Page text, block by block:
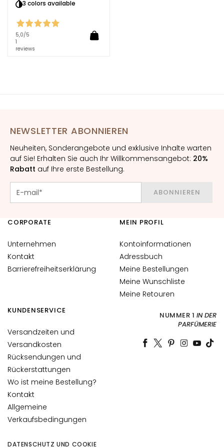
g
e
n
d
L
i
p
p
e
p
f
l
e
g
E
D
A
R
F
G
o
c
c
3 colors available
5,0/5
1
reviews
NEWSLETTER ABONNIEREN
Neuheiten, Sonderangebote und exklusive Inhalte warten
auf Sie! Erhalten Sie auch Ihr Willkommensangebot: 20%
Rabatt auf Ihre erste Bestellung.
ABONNIEREN
CORPORATE
Unternehmen
Kontakt
Barrierefreiheitserklärung
KUNDENSERVICE
Versandzeiten und
Versandkosten
Rücksendungen und
Rückerstattungen
Wo ist meine Bestellung?
Kontakt
Allgemeine
Verkaufsbedingungen
DATENSCHUTZ UND COOKIE
MEIN PROFIL
Kontoinformationen
Adressbuch
Meine Bestellungen
Meine Wunschliste
Meine Retouren
NUMMER 1 IN DER
PARFÜMERIE